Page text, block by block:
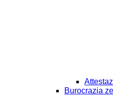
Burocrazia